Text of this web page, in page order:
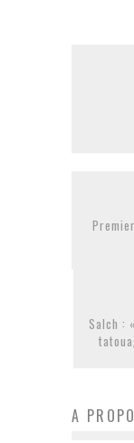
Salch :
A